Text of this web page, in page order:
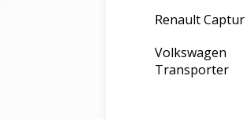
Renault Captur
Volkswagen
Transporter